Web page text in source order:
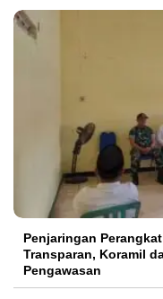
Penjaringan
Transparan, Koramil
Pengawasan